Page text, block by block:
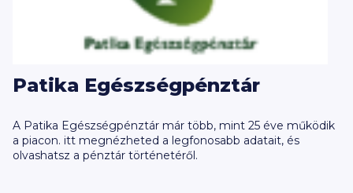
Patika Egészségpénztár
A Patika Egészségpénztár már több, mint 25 éve működik
a piacon. itt megnézheted a legfonosabb adatait, és
olvashatsz a pénztár történetéről.